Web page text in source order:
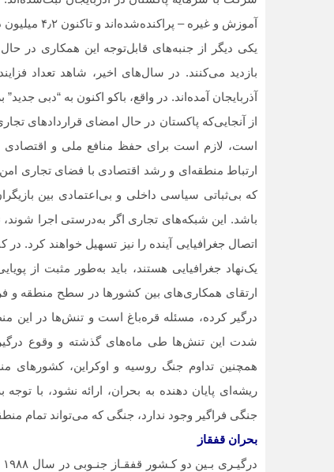
آموزش و غیره – پراکنده‌شده‌اند و تاکنون ۴٫۲ میلیون دلار در اقتصاد کشور میزبان سرمایه‌گذاری کرده‌اند.
یکی دیگر از جنبه‏‌های قابل‌توجه این همکاری در
بازدید می‏‌کنند. در سال‏‌های اخیر، شاهد تعداد
آذربایجان آمده‌اند. در واقع، باکو اکنون به “دبی
از آنجایی‌که پاکستان در حال امضای قراردادهای
است، لازم است برای حفظ منافع ملی و اقتصادی
ارتباط منطقه‌ای و رشد اقتصادی با فضای تجاری
که بی‌ثباتی سیاسی داخلی و بی‌اعتمادی بین
باشد. این شبکه‏‌های تجاری اگر به‌درستی اجرا شوند،
اتصال جغرافیایی آینده را نیز تسهیل خواهند کرد.
یک‌نهاد جغرافیایی هستند، باید به‌طور مثبت از
ارتقای همکاری‌های بین کشورها در سطح منطقه و
شدت این تنش‌ها طی ماه‌های گذشته و وقوع
همچنین تداوم جنگ روسیه و اوکراین، کشورهای
ریشه‌ای پایان دهنده به بحران، ارائه نشود، با
جنگی فراگیر وجود ندارد، جنگی که می‌تواند تمام
بحران قفقاز